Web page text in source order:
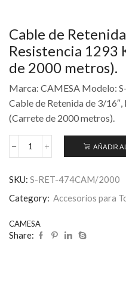
Cable de
Resistencia 1293
de 2000 metros).
Marca: CAMESA Modelo:
Cable de Retenida de 3/
(Carrete de 2000 metros).
AÑADIR
SKU: S-RET-474CAM/2000
Category: Accesorios para
CAMESA
Share: